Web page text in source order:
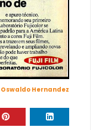
Oswaldo Hernandez